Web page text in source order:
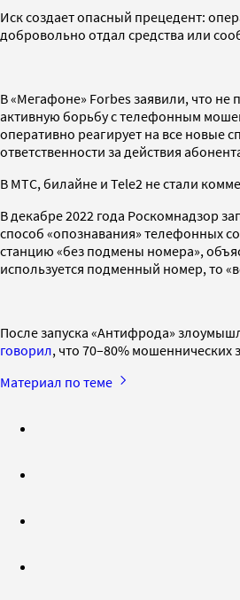
Иск создает опасный прецедент:
добровольно отдал средства или
В «Мегафоне» Forbes заявили, что
активную борьбу с телефонным
оперативно реагирует на все новые
ответственности за действия
В МТС, билайне и Tele2 не стали
В декабре 2022 года Роскомнадзор
способ «опознавания» телефонных
станцию «без подмены номера»,
используется подменный номер, то
После запуска «Антифрода»
говорил, что 70–80% мошеннических
Материал по теме